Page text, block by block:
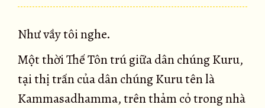
Như vầy tôi nghe.
Một thời Thế Tôn trú giữa dân chúng Kuru,
tại thị trấn của dân chúng Kuru tên là
Kammasadhamma, trên thảm cỏ trong nhà